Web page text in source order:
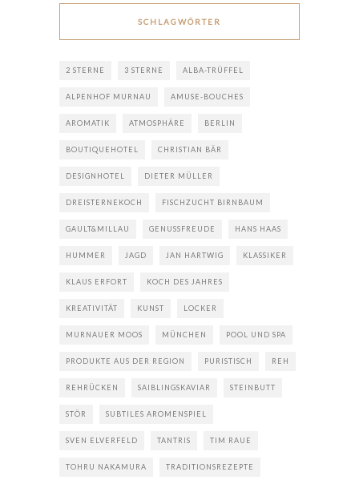
SCHLAGWÖRTER
2 STERNE 3 STERNE ALBA-TRÜFFEL
ALPENHOF MURNAU AMUSE-BOUCHES
AROMATIK ATMOSPHÄRE BERLIN
BOUTIQUEHOTEL CHRISTIAN BÄR
DESIGNHOTEL DIETER MÜLLER
DREISTERNEKOCH FISCHZUCHT BIRNBAUM
GAULT&MILLAU GENUSSFREUDE HANS HAAS
HUMMER JAGD JAN HARTWIG KLASSIKER
KLAUS ERFORT KOCH DES JAHRES
KREATIVITÄT KUNST LOCKER
MURNAUER MOOS MÜNCHEN POOL UND SPA
PRODUKTE AUS DER REGION PURISTISCH REH
REHRÜCKEN SAIBLINGSKAVIAR STEINBUTT
STÖR SUBTILES AROMENSPIEL
SVEN ELVERFELD TANTRIS TIM RAUE
TOHRU NAKAMURA TRADITIONSREZEPTE